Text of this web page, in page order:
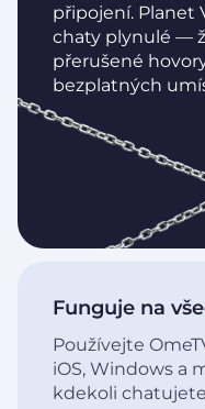
připojení. Planet
chaty plynulé —
přerušené
bezplatných
Funguje na
Používejte
iOS, Windows a
kdekoli